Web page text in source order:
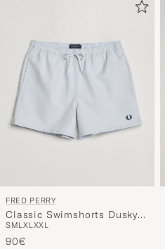
FRED PERRY
Classic Swimshorts Dusky
Blue
SMLXLXXL
90€